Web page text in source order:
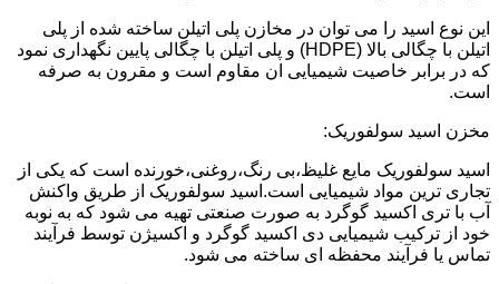
این نوع اسید را می توان در مخازن پلی اتیلن ساخته شده از پلی
اتیلن با چگالی بالا (HDPE) و پلی اتیلن با چگالی پایین نگهداری نمود
که در برابر خاصیت شیمیایی ان مقاوم است و مقرون به صرفه
است.
مخزن اسید سولفوریک:
اسید سولفوریک مایع غلیظ،بی رنگ،روغنی،خورنده است که یکی از
تجاری ترین مواد شیمیایی است.اسید سولفوریک از طریق واکنش
آب با تری اکسید گوگرد به صورت صنعتی تهیه می شود که به نوبه
خود از ترکیب شیمیایی دی اکسید گوگرد و اکسیژن توسط فرآیند
تماس یا فرآیند محفظه ای ساخته می شود.